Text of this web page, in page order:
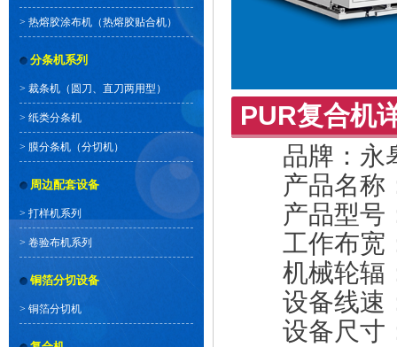
> 热熔胶涂布机（热熔胶贴合机）
分条机系列
> 裁条机（圆刀、直刀两用型）
> 纸类分条机
> 膜分条机（分切机）
周边配套设备
> 打样机系列
> 卷验布机系列
铜箔分切设备
> 铜箔分切机
PUR复合机
品牌：永
产品名称
产品型号
工作布宽
机械轮辐
设备线速
设备尺寸：